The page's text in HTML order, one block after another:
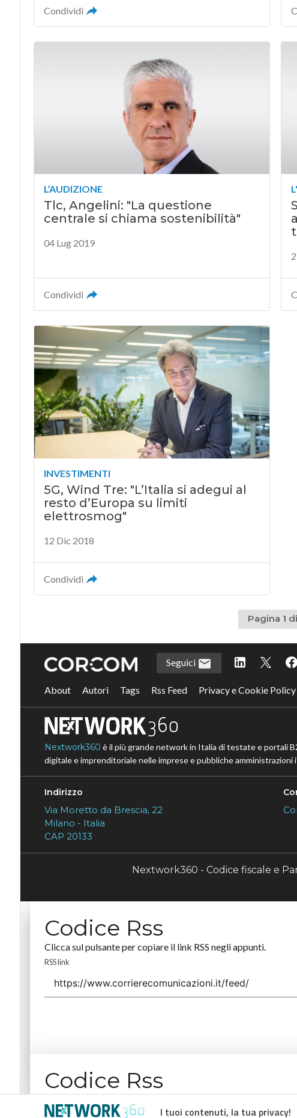
Condividi
L’AUDIZIONE
Tlc, Angelini: "La questione
centrale si chiama sostenibilità"
04 Lug 2019
Condividi
INVESTIMENTI
5G, Wind Tre: "L’Italia si adegui al
resto d’Europa su limiti
elettrosmog"
12 Dic 2018
Condividi
Pagina 1
I tuoi contenuti, la tua privacy!
Seguici
About Autori Tags Rss Feed Privacy e Cookie Policy
Nextwork360 è il più grande network in Italia di testate e portali
digitale e imprenditoriale nelle imprese e pubbliche amministrazioni
Indirizzo
Via Moretto da Brescia, 22
Milano - Italia
CAP 20133
Nextwork360 - Codice fiscale e
Codice Rss
Clicca sul pulsante per copiare il link RSS negli appunti.
RSS link
Codice Rss
RSS link